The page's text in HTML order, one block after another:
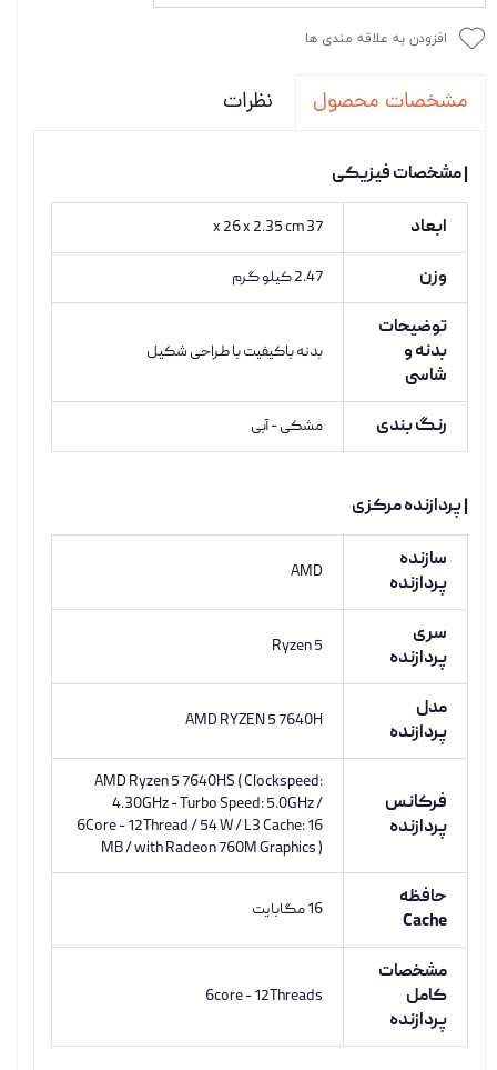
افزودن به علاقه مندی ها
مشخصات محصول نظرات
| مشخصات فیزیکی
ابعاد 37 x 26 x 2.35 cm
وزن 2.47 کیلو گرم
توضیحات
بدنه و
شاسی
بدنه باکیفیت با طراحی شکیل
رنگ بندی مشکی - آبی
| پردازنده مرکزی
سازنده
پردازنده
AMD
سری
پردازنده
Ryzen 5
مدل
پردازنده
AMD RYZEN 5 7640H
فرکانس
پردازنده
AMD Ryzen 5 7640HS ( Clockspeed:
4.30GHz - Turbo Speed: 5.0GHz /
6Core - 12Thread / 54 W / L3 Cache: 16
MB / with Radeon 760M Graphics )
حافظه
Cache
16 مگابایت
مشخصات
کامل
پردازنده
6core - 12Threads